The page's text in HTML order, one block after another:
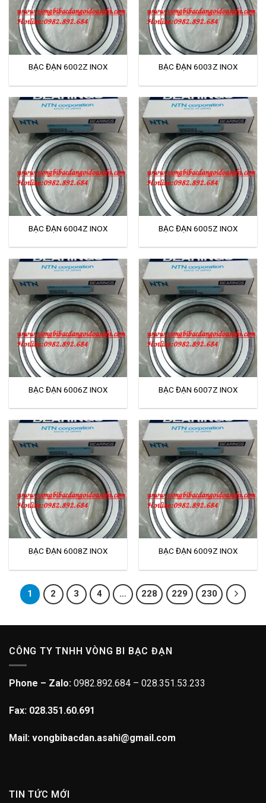
BẠC ĐẠN 6002Z INOX BẠC ĐẠN 6003Z INOX
BẠC ĐẠN 6004Z INOX BẠC ĐẠN 6005Z INOX
BẠC ĐẠN 6006Z INOX BẠC ĐẠN 6007Z INOX
BẠC ĐẠN 6008Z INOX BẠC ĐẠN 6009Z INOX
1 2 3 4 … 228 229 230
CÔNG TY TNHH VÒNG BI BẠC ĐẠN
Phone – Zalo: 0982.892.684 – 028.351.53.233
Fax: 028.351.60.691
Mail: vongbibacdan.asahi@gmail.com
TIN TỨC MỚI